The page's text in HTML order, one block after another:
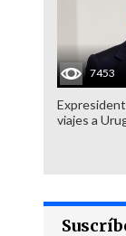
7453
viajes a